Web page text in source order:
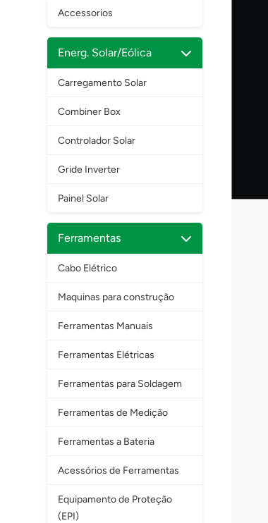
Accessorios
Energ. Solar/Eólica
Carregamento Solar
Combiner Box
Controlador Solar
Gride Inverter
Painel Solar
Ferramentas
Cabo Elétrico
Maquinas para construção
Ferramentas Manuais
Ferramentas Elétricas
Ferramentas para Soldagem
Ferramentas de Medição
Ferramentas a Bateria
Acessórios de Ferramentas
Equipamento de Proteção
(EPI)